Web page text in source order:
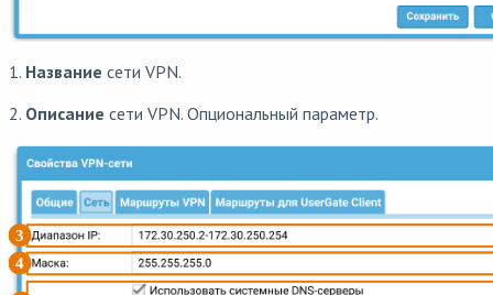
1. Название сети VPN.
2. Описание сети VPN. Опциональный параметр.